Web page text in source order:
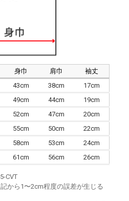
身巾 肩巾
袖丈
43cm 38cm
17cm
49cm 44cm
19cm
52cm 47cm
20cm
55cm 50cm
22cm
58cm 53cm
24cm
61cm 56cm 26cm
CVT
から1〜2cm程度の誤差が生じる